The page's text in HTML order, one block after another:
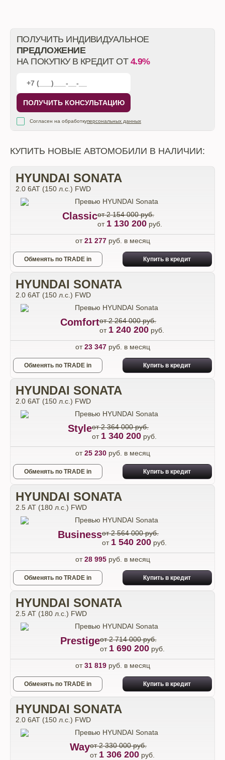
ПОЛУЧИТЬ ИНДИВИДУАЛЬНОЕ
ПРЕДЛОЖЕНИЕ
НА ПОКУПКУ В КРЕДИТ ОТ 4.9%
ПОЛУЧИТЬ КОНСУЛЬТАЦИЮ
Согласен на обработкуперсональных данных
КУПИТЬ НОВЫЕ АВТОМОБИЛИ В НАЛИЧИИ:
HYUNDAI SONATA
2.0 6АТ (150 л.с.) FWD
Classicот 2 154 000 руб.
от 1 130 200 руб.
от21 277руб. в месяц
Обменять по TRADE in Купить в кредит
HYUNDAI SONATA
2.0 6АТ (150 л.с.) FWD
Comfortот 2 264 000 руб.
от 1 240 200 руб.
от23 347руб. в месяц
Обменять по TRADE in Купить в кредит
HYUNDAI SONATA
2.0 6АТ (150 л.с.) FWD
Styleот 2 364 000 руб.
от 1 340 200 руб.
от25 230руб. в месяц
Обменять по TRADE in Купить в кредит
HYUNDAI SONATA
2.5 АТ (180 л.с.) FWD
Businessот 2 564 000 руб.
от 1 540 200 руб.
от28 995руб. в месяц
Обменять по TRADE in Купить в кредит
HYUNDAI SONATA
2.5 АТ (180 л.с.) FWD
Prestigeот 2 714 000 руб.
от 1 690 200руб.
от31 819руб. в месяц
Обменять по TRADE in Купить в кредит
HYUNDAI SONATA
2.0 6АТ (150 л.с.) FWD
Wayот 2 330 000 руб.
от 1 306 200 руб.